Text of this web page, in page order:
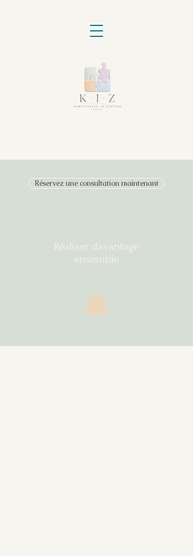
Réservez une consultation maintenant
Réaliser davantage
ensemble